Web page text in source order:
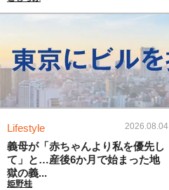
Lifestyle 2026.08.04
義母が「赤ちゃんより私を優先し
て」と…産後6か月で始まった地
獄の義...
姫野桂